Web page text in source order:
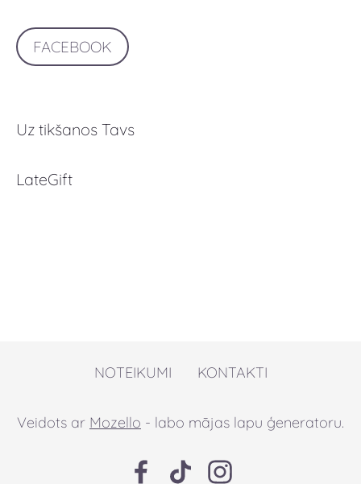
FACEBOOK
Uz tikšanos Tavs
LateGift
NOTEIKUMI KONTAKTI
Veidots ar Mozello - labo mājas lapu ģeneratoru.